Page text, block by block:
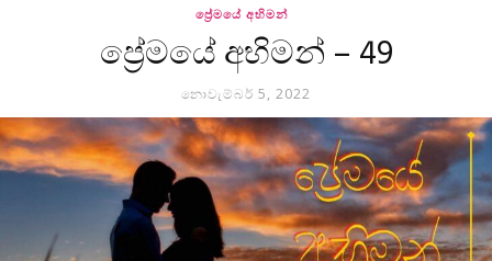
ප්‍රේමයේ අභිමන්
ප්‍රේමයේ අභිමන් – 49
නොවැම්බර් 5, 2022